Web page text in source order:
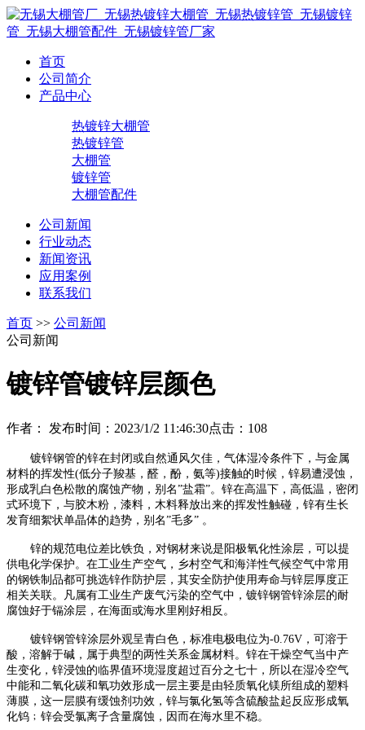
首页
公司简介
产品中心
热镀锌大棚管
热镀锌管
大棚管
镀锌管
大棚管配件
公司新闻
行业动态
新闻资讯
应用案例
联系我们
首页 >> 公司新闻
公司新闻
镀锌管镀锌层颜色
作者： 发布时间：2023/1/2 11:46:30点击： 108
镀锌钢管的锌在封闭或自然通风欠佳，气体湿冷条件下，与金属
材料的挥发性(低分子羧基，醛，酚，氨等)接触的时候，锌易遭浸蚀，
形成乳白色松散的腐蚀产物，别名”盐霜”。锌在高温下，高低温，密闭
式环境下，与胶木粉，漆料，木料释放出来的挥发性触碰，锌有生长
发育细絮状单晶体的趋势，别名”毛多” 。
锌的规范电位差比铁负，对钢材来说是阳极氧化性涂层，可以提
供电化学保护。在工业生产空气，乡村空气和海洋性气候空气中常用
的钢铁制品都可挑选锌作防护层，其安全防护使用寿命与锌层厚度正
相关关联。凡属有工业生产废气污染的空气中，镀锌钢管锌涂层的耐
腐蚀好于镉涂层，在海面或海水里刚好相反。
镀锌钢管锌涂层外观呈青白色，标准电极电位为-0.76V，可溶于
酸，溶解于碱，属于典型的两性关系金属材料。锌在干燥空气当中产
生变化，锌浸蚀的临界值环境湿度超过百分之七十，所以在湿冷空气
中能和二氧化碳和氧功效形成一层主要是由轻质氧化镁所组成的塑料
薄膜，这一层膜有缓蚀剂功效，锌与氯化氢等含硫酸盐起反应形成氧
化钨﹔锌会受氯离子含量腐蚀，因而在海水里不稳。